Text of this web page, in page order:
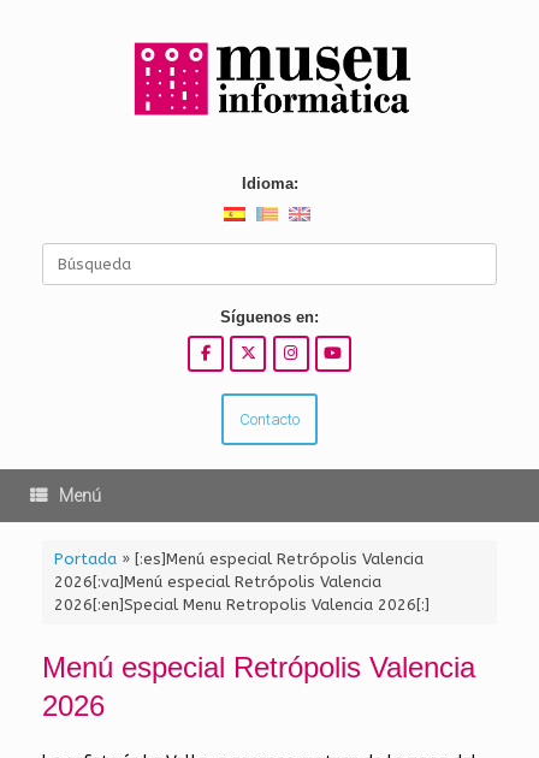
Idioma:
Buscar:
Síguenos en:
Contacto
Menú
Portada» [:es]Menú especial Retrópolis Valencia
2026[:va]Menú especial Retrópolis Valencia
2026[:en]Special Menu Retropolis Valencia 2026[:]
Menú especial Retrópolis Valencia
2026